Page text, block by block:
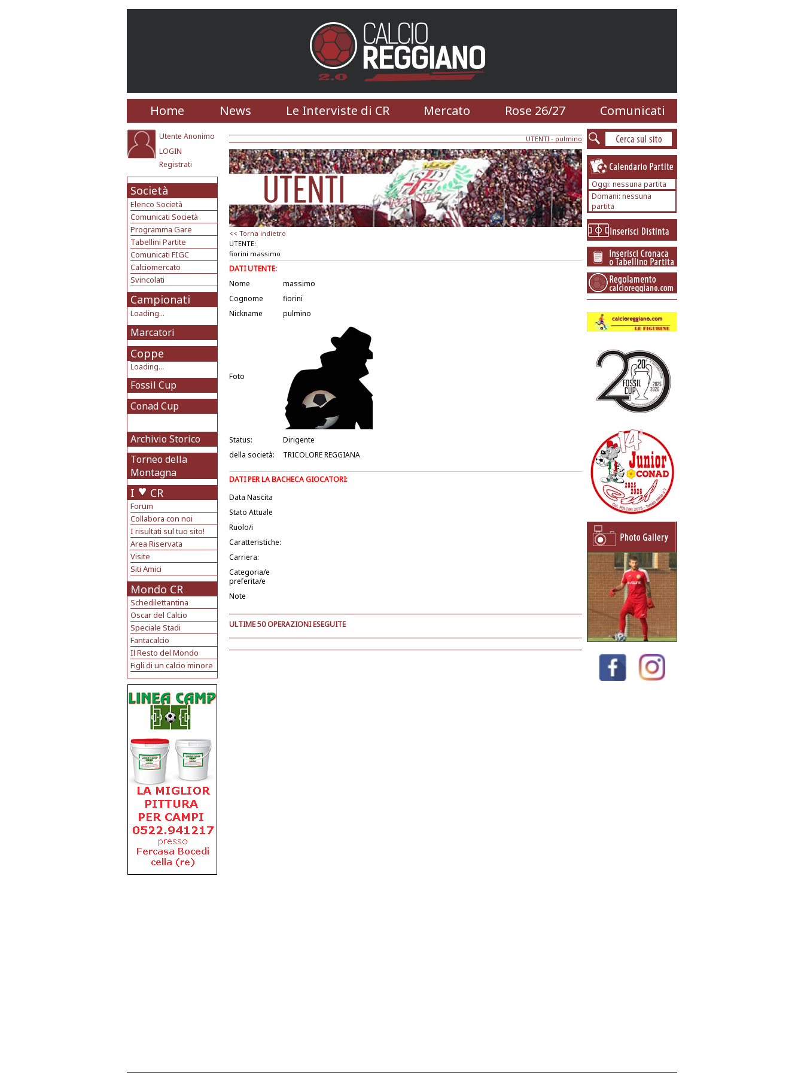
Home News Le Interviste di CR Mercato Rose 26/27 Comunicati
Utente Anonimo
LOGIN
Registrati
Società
Elenco Società
Comunicati Società
Programma Gare
Tabellini Partite
Comunicati FIGC
Calciomercato
Svincolati
Campionati
Loading...
Marcatori
Coppe
Loading...
Fossil Cup
Conad Cup
Archivio Storico
Torneo della
Montagna
I CR
Forum
Collabora con noi
I risultati sul tuo sito!
Area Riservata
Visite
Siti Amici
Mondo CR
Schedilettantina
Oscar del Calcio
Speciale Stadi
Fantacalcio
Il Resto del Mondo
Figli di un calcio minore
UTENTI - pulmino
<< Torna indietro
UTENTE:
fiorini massimo
DATI UTENTE:
Nome
massimo
Cognome
fiorini
Nickname
pulmino
Foto
Status:
Dirigente
della società:
TRICOLORE REGGIANA
DATI PER LA BACHECA GIOCATORI:
Data Nascita
Stato Attuale
Ruolo/i
Caratteristiche:
Carriera:
Categoria/e
preferita/e
Note
ULTIME 50 OPERAZIONI ESEGUITE
Oggi: nessuna partita
Domani: nessuna
partita